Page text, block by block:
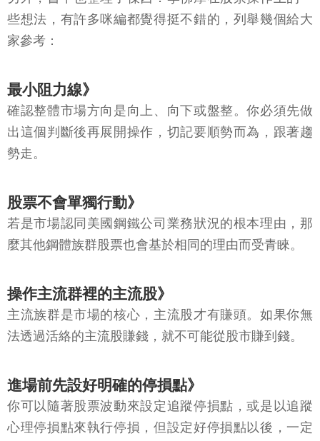
些想法，有許多咪編都覺得挺不錯的，列舉幾個給大
家參考：
最小阻力線》
確認整體市場方向是向上、向下或盤整。你必須先做
出這個判斷後再展開操作，切記要順勢而為，跟著趨
勢走。
股票不會單獨行動》
若是市場認同美國鋼鐵公司業務狀況的根本理由，那
麼其他鋼體族群股票也會基於相同的理由而受青睞。
操作主流群裡的主流股》
主流族群是市場的核心，主流股才有賺頭。如果你無
法透過活絡的主流股賺錢，就不可能從股市賺到錢。
進場前先設好明確的停損點》
你可以隨著股票波動來設定追蹤停損點，或是以追蹤
心理停損點來執行停損，但設定好停損點以後，一定